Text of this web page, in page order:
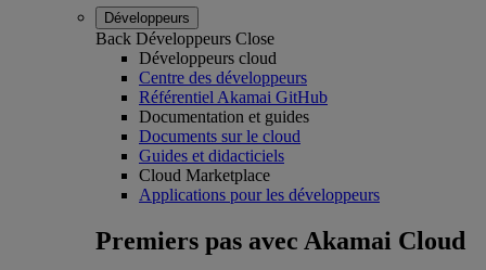
Développeurs
Back Développeurs Close
Développeurs cloud
Centre des développeurs
Référentiel Akamai GitHub
Documentation et guides
Documents sur le cloud
Guides et didacticiels
Cloud Marketplace
Applications pour les développeurs
Premiers pas avec Akamai Cloud